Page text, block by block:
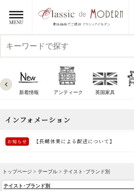
新着情報 アンティーク 英国家具
トップページ > テーブル > テイスト･ブランド別
テイスト･ブランド別